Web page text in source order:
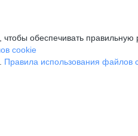
обеспечивать правильную
cookie
Правила использования файлов